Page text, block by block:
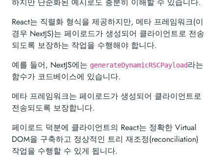
React는 직렬화 형식을 제공하지만, 메타 프레임워크(이
경우 NextJS)는 페이로드가 생성되어 클라이언트로 전송
되도록 보장하는 작업을 수행해야 합니다.
예를 들어, NextJS에는 generateDynamicRSCPayload라는
함수가 코드베이스에 있습니다.
메타 프레임워크는 페이로드가 생성되어 클라이언트로
전송되도록 보장합니다.
페이로드 덕분에 클라이언트의 React는 정확한 Virtual
DOM을 구축하고 정상적인 트리 재조정(reconciliation)
작업을 수행할 수 있게 됩니다.